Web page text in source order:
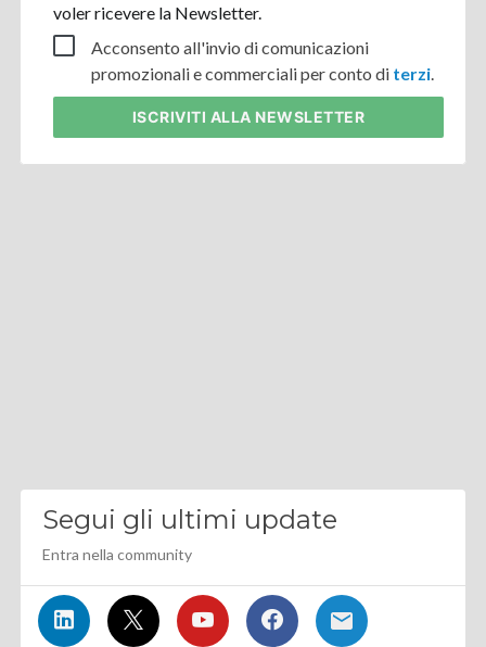
voler ricevere la Newsletter.
Acconsento all'invio di comunicazioni
promozionali e commerciali per conto di terzi.
ISCRIVITI ALLA NEWSLETTER
Segui gli ultimi update
Entra nella community